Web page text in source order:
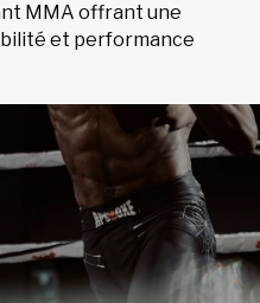
MMA offrant une
et performance